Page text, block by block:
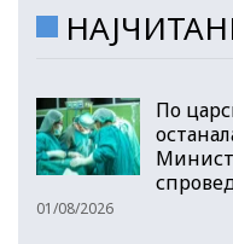
По
01/08/2026